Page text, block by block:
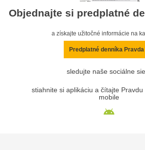
Objednajte si predplatné
a získajte užitočné informácie na
Predplatné denníka Pravda
sledujte naše sociálne
stiahnite si aplikáciu a čítajte
mobile